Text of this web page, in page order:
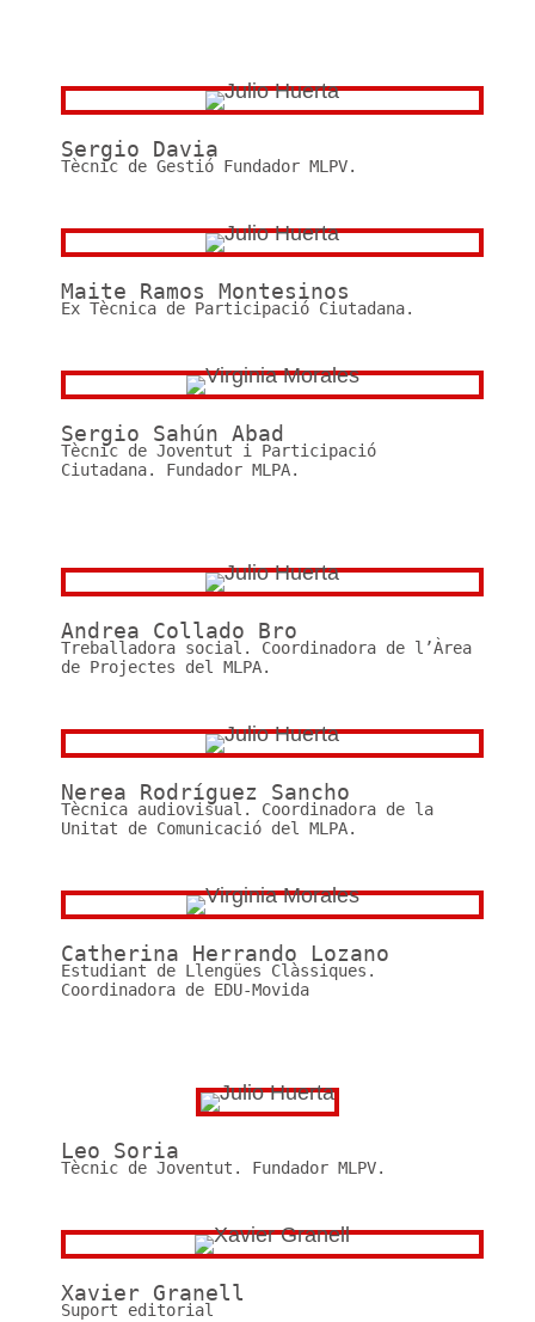
Sergio Davia
Tècnic de Gestió Fundador MLPV.
Maite Ramos Montesinos
Ex Tècnica de Participació Ciutadana.
Sergio Sahún Abad
Tècnic de Joventut i Participació
Ciutadana. Fundador MLPA.
Andrea Collado Bro
Treballadora social. Coordinadora de l’Àrea
de Projectes del MLPA.
Nerea Rodríguez Sancho
Tècnica audiovisual. Coordinadora de la
Unitat de Comunicació del MLPA.
Catherina Herrando Lozano
Estudiant de Llengües Clàssiques.
Coordinadora de EDU-Movida
Leo Soria
Tècnic de Joventut. Fundador MLPV.
Xavier Granell
Suport editorial